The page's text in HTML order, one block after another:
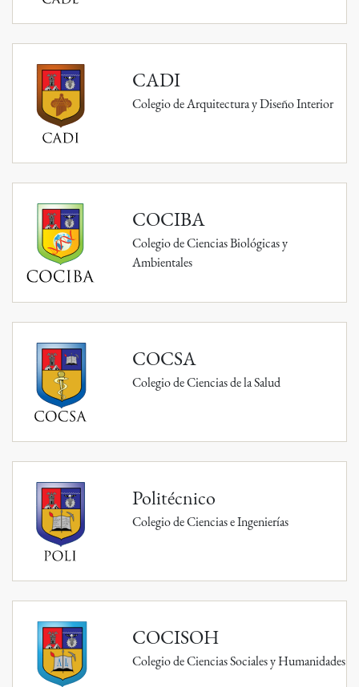
CADI
Colegio de Arquitectura y Diseño Interior
COCIBA
Colegio de Ciencias Biológicas y
Ambientales
COCSA
Colegio de Ciencias de la Salud
Politécnico
Colegio de Ciencias e Ingenierías
COCISOH
Colegio de Ciencias Sociales y Humanidades